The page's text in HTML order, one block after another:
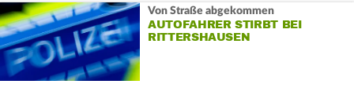
Von Straße abgekommen
AUTOFAHRER STIRBT BEI
RITTERSHAUSEN